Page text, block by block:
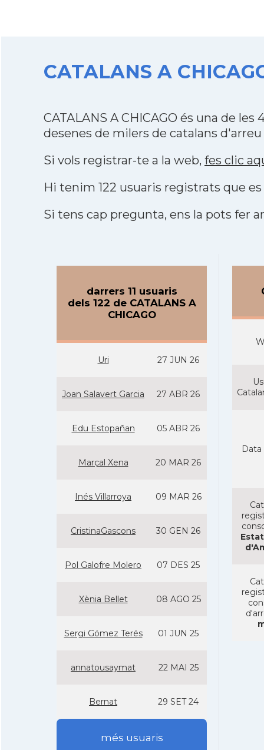
CATALANS A
CATALANS A CHICAGO és una de
desenes de milers de catalans
Si vols registrar-te a la web, fes clic
Hi tenim 122 usuaris registrats que
Si tens cap pregunta, ens la pots fer
darrers 11 usuaris
dels 122 de CATALANS A
CHICAGO
Uri 27 JUN 26
Joan Salavert Garcia 27 ABR 26
Edu Estopañan 05 ABR 26
Marçal Xena 20 MAR 26
Inés Villarroya 09 MAR 26
CristinaGascons 30 GEN 26
Pol Galofre Molero 07 DES 25
Xènia Bellet 08 AGO 25
Sergi Gómez Terés 01 JUN 25
annatousaymat 22 MAI 25
Bernat 29 SET 24
més usuaris
Data